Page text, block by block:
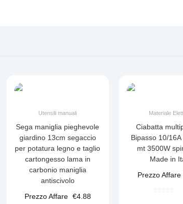
Utensili manuali
Sega maniglia pieghevole
giardino 13cm segaccio
per potatura legno e taglio
cartongesso lama in
carbonio maniglia
antiscivolo
€4.88
Prezzo Affare
Materiale
Ciabatta
Bipasso 10/
mt 3500W
Made in
Prezzo Affare